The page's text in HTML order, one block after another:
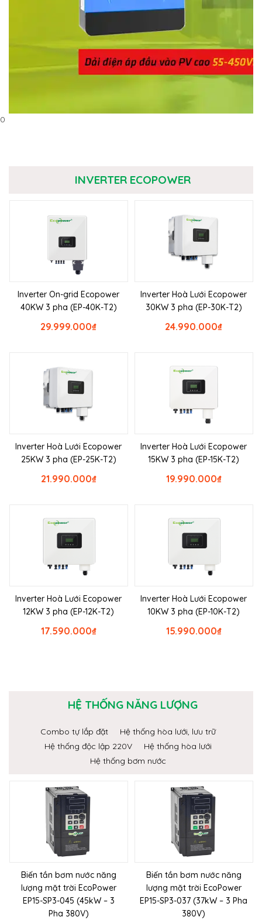
0
INVERTER ECOPOWER
Inverter On-grid Ecopower
40KW 3 pha (EP-40K-T2)
₫
29.999.000
Inverter Hoà Lưới Ecopower
30KW 3 pha (EP-30K-T2)
₫
24.990.000
Inverter Hoà Lưới Ecopower
25KW 3 pha (EP-25K-T2)
₫
21.990.000
Inverter Hoà Lưới Ecopower
15KW 3 pha (EP-15K-T2)
₫
19.990.000
Inverter Hoà Lưới Ecopower
12KW 3 pha (EP-12K-T2)
₫
17.590.000
Inverter Hoà Lưới Ecopower
10KW 3 pha (EP-10K-T2)
₫
15.990.000
HỆ THỐNG NĂNG LƯỢNG
Combo tự lắp đặt
Hệ thống hòa lưới, lưu trữ
Hệ thống độc lập 220V
Hệ thống hòa lưới
Hệ thống bơm nước
Biến tần bơm nước năng
lượng mặt trời EcoPower
EP15-SP3-045 (45kW – 3
Pha 380V)
Biến tần bơm nước năng
lượng mặt trời EcoPower
EP15-SP3-037 (37kW – 3 Pha
380V)